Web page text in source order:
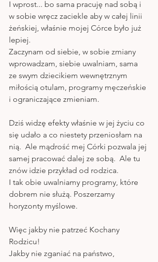
I wprost... bo sama pracuję nad sobą i
w sobie wręcz zaciekle aby w całej linii
żeńskiej, właśnie mojej Córce było już
lepiej.
Zaczynam od siebie, w sobie zmiany
wprowadzam, siebie uwalniam, sama
ze swym dziecikiem wewnętrznym
miłością otulam, programy męczeńskie
i ograniczające zmieniam.
Dziś widzę efekty właśnie w jej życiu co
się udało a co niestety przeniosłam na
nią.  Ale mądrość mej Córki pozwala jej
samej pracować dalej ze sobą.  Ale tu
znów idzie przykład od rodzica.
I tak obie uwalniamy programy, które
dobrem nie służą. Poszerzamy
horyzonty myślowe.
Więc jakby nie patrzeć Kochany
Rodzicu!
Jakby nie zganiać na państwo,